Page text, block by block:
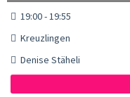
19:00 - 19:55
Kreuzlingen
Denise Stäheli